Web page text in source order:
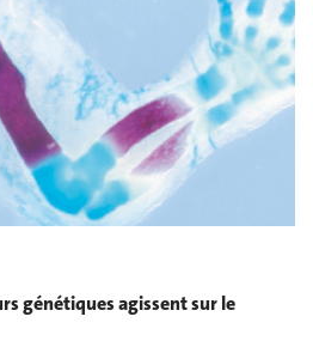
génétiques agissent sur le